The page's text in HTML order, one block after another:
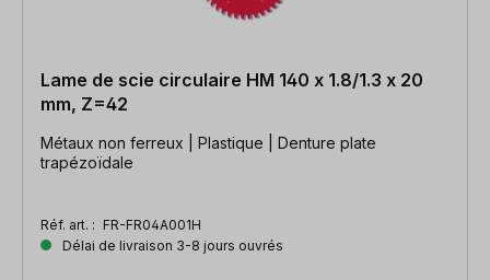
Lame de scie circulaire HM 140 x 1.8/1.3 x 20
mm, Z=42
Métaux non ferreux | Plastique | Denture plate
trapézoïdale
Réf. art. : FR-FR04A001H
Délai de livraison 3-8 jours ouvrés